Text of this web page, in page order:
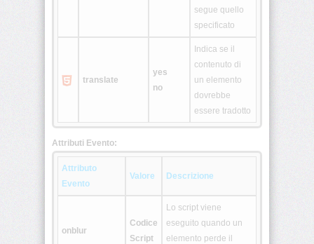
<u>
segue quello
specificato
translate
yes
no
Indica se il
contenuto di
un elemento
dovrebbe
essere tradotto
Attributi Evento:
Attributo
Evento
Valore Descrizione
onblur
Codice
Script
Lo script viene
eseguito quando un
elemento perde il